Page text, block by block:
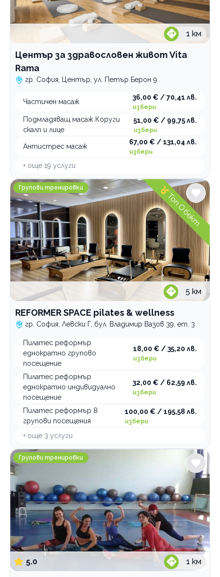
1 км
Център за здравословен живот Vita
Rama
гр. София, Център, ул. Петър Берон 9
Частичен масаж
36,00 € / 70,41 лв.
избери
Подмладяващ масаж Коруги
скалп и лице
51,00 € / 99,75 лв.
избери
Антистрес масаж
67,00 € / 131,04 лв.
избери
+ още 19 услуги
REFORMER SPACE pilates & wellness
Групови тренировки
5 км
REFORMER SPACE pilates & wellness
гр. София, Левски Г, бул. Владимир Вазов 39, ет. 3
Пилатес реформър
еднократно групово
посещение
18,00 € / 35,20 лв.
избери
Пилатес реформър
еднократно индивидуално
посещение
32,00 € / 62,59 лв.
избери
Пилатес реформър 8
групови посещения
100,00 € / 195,58 лв.
избери
+ още 3 услуги
Топ Обект
Спортен клуб Актив Спорт
Групови тренировки
5.0 1 км
Шах
Бокс
Фитнес
Гимнастика
Катерене
Спортни лагери и програми
Спортна стрелба
Плуване
Тенис на корт
Зимни спортове
Футбол
По домовете
Изчисти